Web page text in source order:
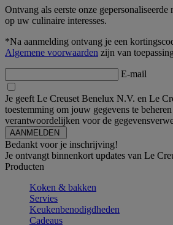
Ontvang als eerste onze gepersonaliseerde
op uw culinaire interesses.
*Na aanmelding ontvang je een
Algemene voorwaarden zijn van
E-mail
Je geeft Le Creuset Benelux N.V. en Le
toestemming om jouw gegevens te
verantwoordelijken voor de
Bedankt voor je inschrijving!
Je ontvangt binnenkort updates van Le
Producten
Koken & bakken
Servies
Keukenbenodigdheden
Cadeaus